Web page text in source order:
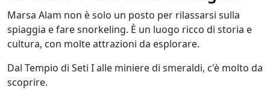
Marsa Alam non è solo un posto per rilassarsi sulla
spiaggia e fare snorkeling. È un luogo ricco di storia e
cultura, con molte attrazioni da esplorare.
Dal Tempio di Seti I alle miniere di smeraldi, c'è molto da
scoprire.